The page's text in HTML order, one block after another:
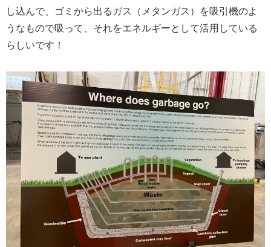
し込んで、ゴミから出るガス（メタンガス）を吸引機のよ
うなもので吸って、それをエネルギーとして活用している
らしいです！